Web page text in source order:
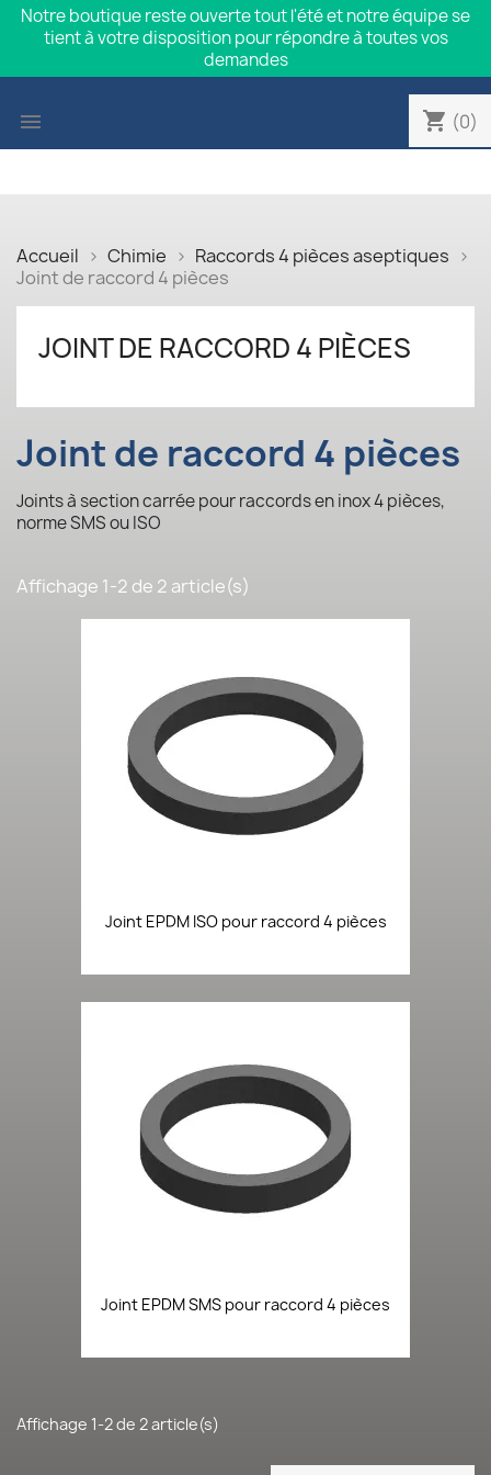
Notre boutique reste ouverte tout l'été et notre équipe se
tient à votre disposition pour répondre à toutes vos
demandes
 shopping_cart (0)
Accueil Chimie
Raccords 4 pièces aseptiques
Joint de raccord 4 pièces
JOINT DE RACCORD 4 PIÈCES
Joint de raccord 4 pièces
Joints à section carrée pour raccords en inox 4 pièces,
norme SMS ou ISO
Affichage 1-2 de 2 article(s)
Joint EPDM ISO pour raccord 4 pièces
Joint EPDM SMS pour raccord 4 pièces
Affichage 1-2 de 2 article(s)